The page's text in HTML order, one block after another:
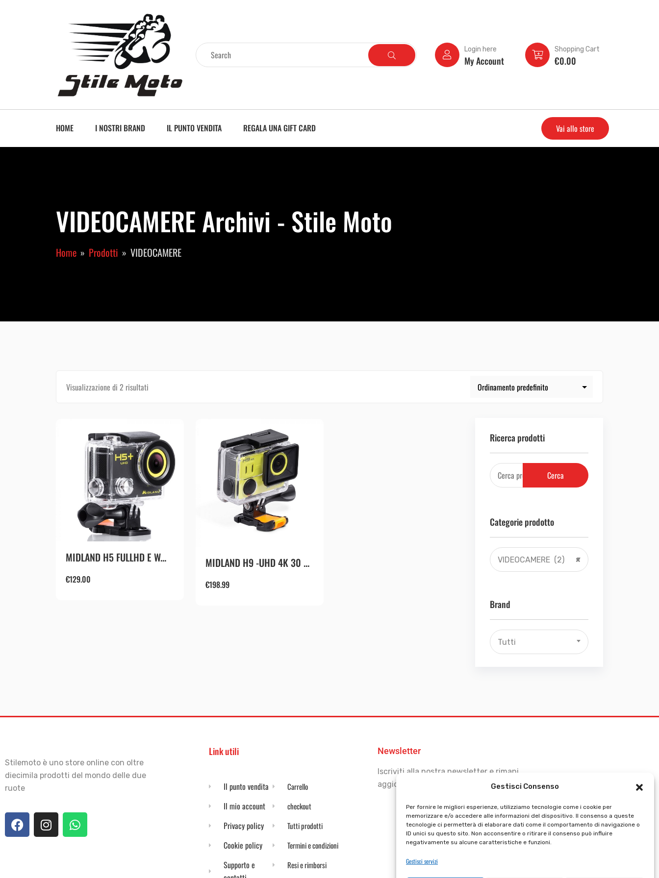
Gestisci Consenso
Per fornire le migliori esperienze, utilizziamo tecnologie come i cookie per
memorizzare e/o accedere alle informazioni del dispositivo. Il consenso a queste
tecnologie ci permetterà di elaborare dati come il comportamento di navigazione o
ID unici su questo sito. Non acconsentire o ritirare il consenso può influire
negativamente su alcune caratteristiche e funzioni.
Gestisci servizi
Login here
My Account
Shopping Cart
€0.00
HOME I NOSTRI BRAND IL PUNTO VENDITA REGALA UNA GIFT CARD Vai allo store
VIDEOCAMERE Archivi - Stile Moto
Home Prodotti VIDEOCAMERE
Visualizzazione di 2 risultati
MIDLAND H5 FULLHD E W...
€129.00
MIDLAND H9 -UHD 4K 30 ...
€198.99
Ricerca prodotti
Cerca
Categorie prodotto
×
VIDEOCAMERE (2)
Brand
Tutti
Stilemoto è uno store online con oltre
diecimila prodotti del mondo delle due
ruote
Link utili
Il punto vendita
Il mio account
Privacy policy
Cookie policy
Supporto e
Carrello
checkout
Tutti prodotti
Termini e condizioni
Resi e rimborsi
Newsletter
Iscriviti alla nostra newsletter e rimani
aggiornato